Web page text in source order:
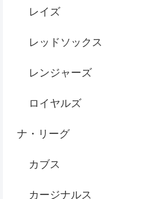
レイズ
レッドソックス
レンジャーズ
ロイヤルズ
ナ・リーグ
カブス
カージナルス